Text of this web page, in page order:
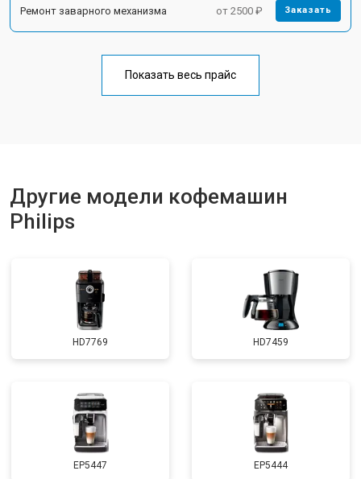
Ремонт заварного механизма от 2500 ₽ Заказать
Показать весь прайс
Другие модели кофемашин
Philips
HD7769 HD7459
EP5447 EP5444